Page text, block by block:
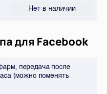
Нет в наличии
для Facebook
передача после
(можно поменять